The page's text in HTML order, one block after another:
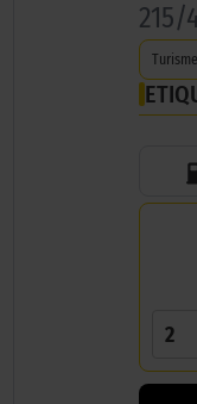
215/
Turisme
2